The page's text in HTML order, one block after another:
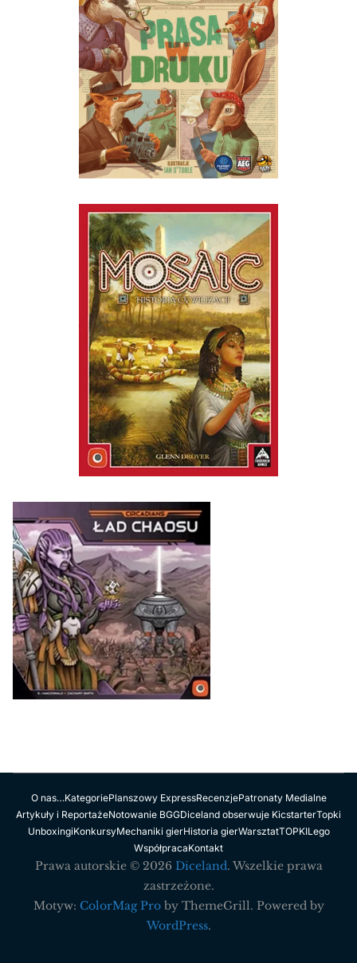
O nas…KategoriePlanszowy ExpressRecenzjePatronaty Medialne
Artykuły i ReportażeNotowanie BGGDiceland obserwuje KicstarterTopki
UnboxingiKonkursyMechaniki gierHistoria gierWarsztatTOPKILego
WspółpracaKontakt
Prawa autorskie © 2026 Diceland. Wszelkie prawa
zastrzeżone.
Motyw: ColorMag Proby ThemeGrill. Powered by
WordPress.